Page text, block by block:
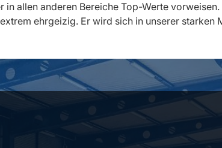
allen anderen Bereiche Top-Werte vorweisen.
ehrgeizig. Er wird sich in unserer starken